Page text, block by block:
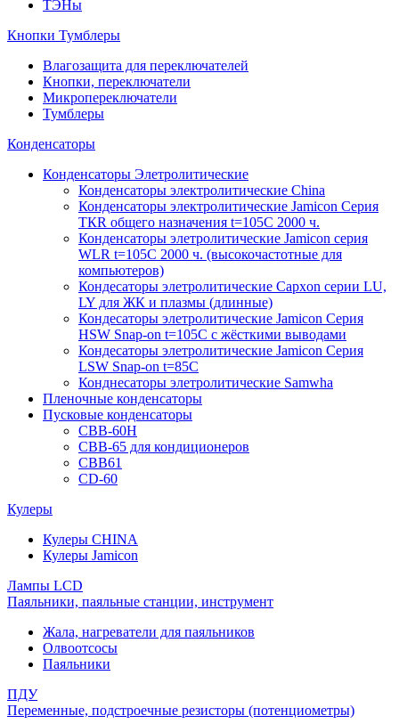
ТЭНы
Кнопки Тумблеры
Влагозащита для переключателей
Кнопки, переключатели
Микропереключатели
Тумблеры
Конденсаторы
Конденсаторы Элетролитические
Конденсаторы электролитические China
Конденсаторы электролитические Jamicon Серия
ТКR общего назначения t=105С 2000 ч.
Конденсаторы элетролитические Jamicon серия
WLR t=105С 2000 ч. (высокочастотные для
компьютеров)
Кондесаторы элетролитические Capxon серии LU,
LY для ЖК и плазмы (длинные)
Кондесаторы элетролитические Jamicon Серия
HSW Snap-on t=105С с жёсткими выводами
Кондесаторы элетролитические Jamicon Серия
LSW Snap-on t=85С
Конднесаторы элетролитические Samwha
Пленочные конденсаторы
Пусковые конденсаторы
CBB-60H
CBB-65 для кондиционеров
CBB61
CD-60
Кулеры
Кулеры CHINA
Кулеры Jamicon
Лампы LCD
Паяльники, паяльные станции, инструмент
Жала, нагреватели для паяльников
Олвоотсосы
Паяльники
ПДУ
Переменные, подстроечные резисторы (потенциометры)